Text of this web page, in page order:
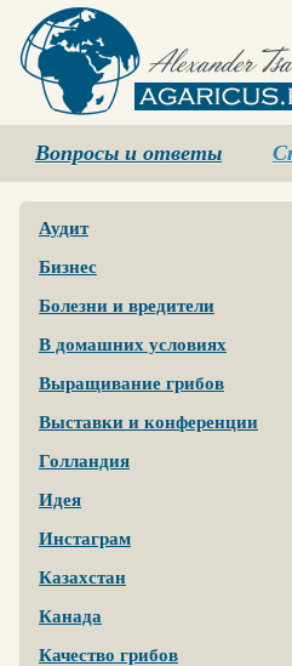
Agaricus.ru
Вопросы и ответы
Аудит
Бизнес
Болезни и вредители
В домашних условиях
Выращивание грибов
Выставки и конференции
Голландия
Идея
Инстаграм
Казахстан
Канада
Качество грибов